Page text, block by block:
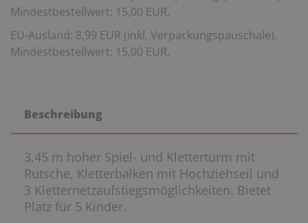
Mindestbestellwert: 15,00 EUR.
EU-Ausland: 8,99 EUR (inkl. Verpackungspauschale).
Mindestbestellwert: 15,00 EUR.
Beschreibung
3,45 m hoher Spiel- und Kletterturm mit
Rutsche, Kletterbalken mit Hochziehseil und
3 Kletternetzaufstiegsmöglichkeiten. Bietet
Platz für 5 Kinder.